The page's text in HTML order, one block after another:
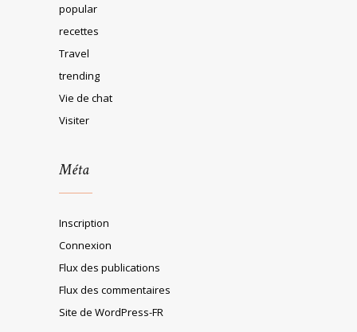
popular
recettes
Travel
trending
Vie de chat
Visiter
Méta
Inscription
Connexion
Flux des publications
Flux des commentaires
Site de WordPress-FR